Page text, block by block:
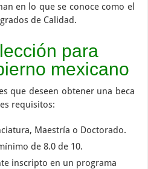
en lo que se conoce como el
de Calidad.
para
mexicano
que deseen obtener una beca
requisitos:
Maestría o Doctorado.
de 8.0 de 10.
inscripto en un programa